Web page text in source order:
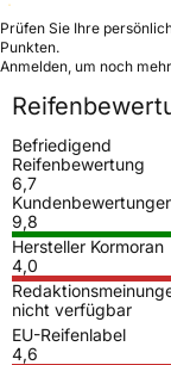
Prüfen Sie Ihre
Punkten.
Anmelden, um noch
Befriedigend
Reifenbewertung
6,7
9,8
Hersteller Kormoran
4,0
nicht verfügbar
EU-Reifenlabel
4,6